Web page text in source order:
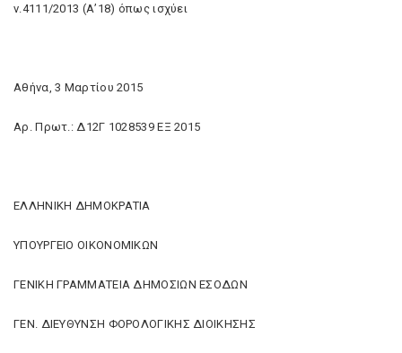
ν.4111/2013 (Α’18) όπως ισχύει
Αθήνα, 3 Μαρτίου 2015
Αρ. Πρωτ.: Δ12Γ 1028539 ΕΞ 2015
ΕΛΛΗΝΙΚΗ ΔΗΜΟΚΡΑΤΙΑ
ΥΠΟΥΡΓΕΙΟ ΟΙΚΟΝΟΜΙΚΩΝ
ΓΕΝΙΚΗ ΓΡΑΜΜΑΤΕΙΑ ΔΗΜΟΣΙΩΝ ΕΣΟΔΩΝ
ΓΕΝ. ΔΙΕΥΘΥΝΣΗ ΦΟΡΟΛΟΓΙΚΗΣ ΔΙΟΙΚΗΣΗΣ